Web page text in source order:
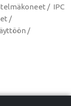
/ IPC
/
/